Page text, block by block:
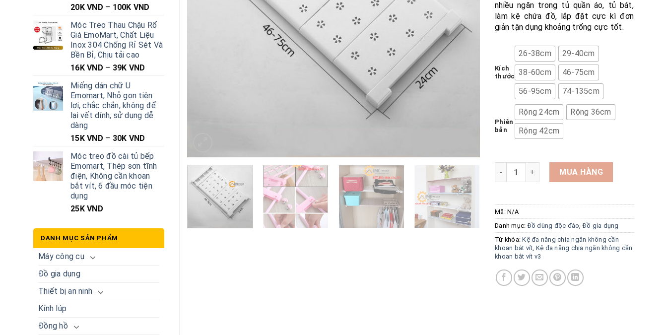
nhiều ngăn trong tủ quần áo, tủ bát,
làm kệ chứa đồ, lắp đặt cực kì đơn
giản tận dụng khoảng trống cực tốt.
Kích
thước
26-38cm
29-40cm
38-60cm
46-75cm
56-95cm
74-135cm
Phiên
bản
Rộng 24cm
Rộng 36cm
Rộng 42cm
Kệ đa năng chia ngăn không cần khoan bắt vít
MUA HÀNG
Mã: N/A
Danh mục:Đồ dùng độc đáo,Đồ gia dụng
Từ khóa:Kệ đa năng chia ngăn không cần
khoan bắt vít, Kệ đa năng chia ngăn không cần
khoan bắt vít v3
20K VND – 100K VND
Móc Treo Thau Chậu Rổ
Giá EmoMart, Chất Liệu
Inox 304 Chống Rỉ Sét Và
Bền Bỉ, Chịu tải cao
16K VND – 39K VND
Miếng dán chữ U
Emomart, Nhỏ gọn tiện
lợi, chắc chắn, không để
lại vết dính, sử dụng dễ
dàng
15K VND – 30K VND
Móc treo đồ cài tủ bếp
Emomart, Thép sơn tĩnh
điện, Không cần khoan
bắt vít, 6 đầu móc tiện
dụng
25K VND
DANH MỤC SẢN PHẨM
Máy công cụ
Đồ gia dụng
Thiết bị an ninh
Kính lúp
Đồng hồ